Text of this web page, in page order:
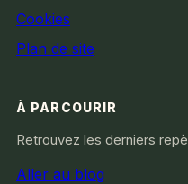
Cookies
Plan de site
À PARCOURIR
Retrouvez les derniers
Aller au blog